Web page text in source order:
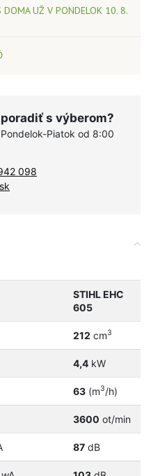
DOMA UŽ V PONDELOK 10. 8.
s výberom?
Piatok od 8:00
098
STIHL EHC
605
212 cm3
4,4kW
63(m3/h)
3600 ot/min
87dB